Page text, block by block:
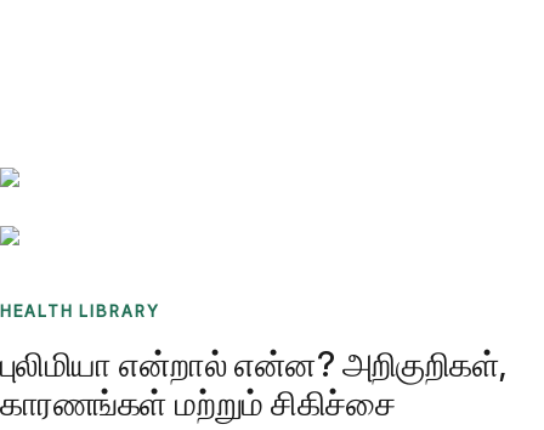
HEALTH LIBRARY
புலிமியா என்றால் என்ன? அறிகுறிகள்,
காரணங்கள் மற்றும் சிகிச்சை